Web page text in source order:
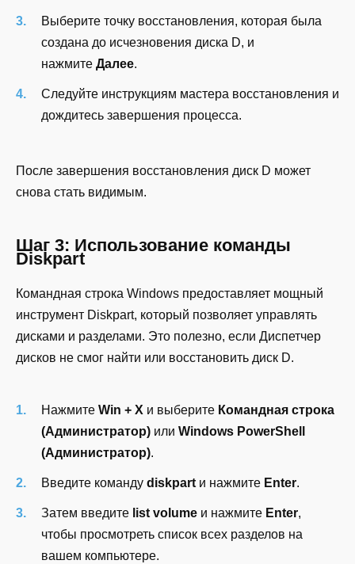
Выберите точку восстановления, которая была
создана до исчезновения диска D, и
нажмите Далее.
Следуйте инструкциям мастера восстановления и
дождитесь завершения процесса.
После завершения восстановления диск D может
снова стать видимым.
Шаг 3: Использование команды
Diskpart
Командная строка Windows предоставляет мощный
инструмент Diskpart, который позволяет управлять
дисками и разделами. Это полезно, если Диспетчер
дисков не смог найти или восстановить диск D.
Нажмите Win + X и выберите Командная строка
(Администратор) или Windows PowerShell
(Администратор).
Введите команду diskpart и нажмите Enter.
Затем введите list volume и нажмите Enter,
чтобы просмотреть список всех разделов на
вашем компьютере.